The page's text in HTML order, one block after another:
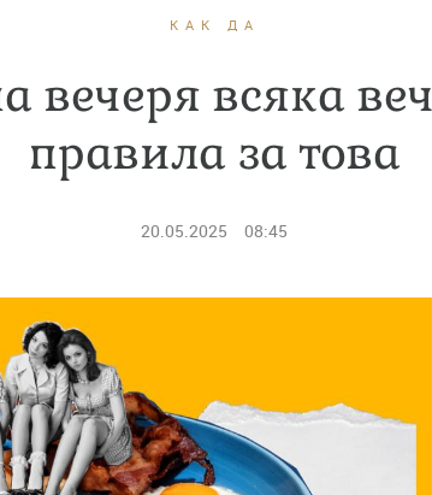
КАК ДА
вечеря всяка
правила за това
20.05.2025 08:45